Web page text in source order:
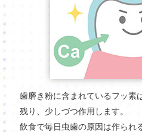
歯磨き粉に含まれているフッ素
残り、少しづつ作用します。
飲食で毎日虫歯の原因は作られ